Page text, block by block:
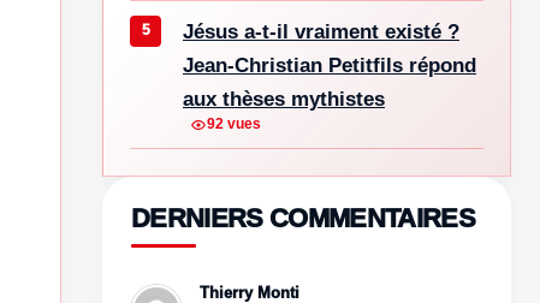
Jésus a-t-il vraiment existé ?
Jean-Christian Petitfils répond
aux thèses mythistes
92 vues
DERNIERS COMMENTAIRES
Thierry Monti